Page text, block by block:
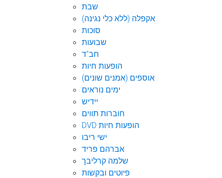
שבת
אקפלה (ללא כלי נגינה)
סוכות
שבועות
חב"ד
הופעות חיות
אוספים (אמנים שונים)
ימים נוראים
יידיש
חוברות תווים
DVD הופעות חיות
ישי ריבו
אברהם פריד
שלמה קרליבך
פיוטים ובקשות